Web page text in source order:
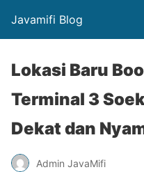
Javamifi Blog
Lokasi Baru
Terminal 3
Dekat dan
Admin JavaMifi